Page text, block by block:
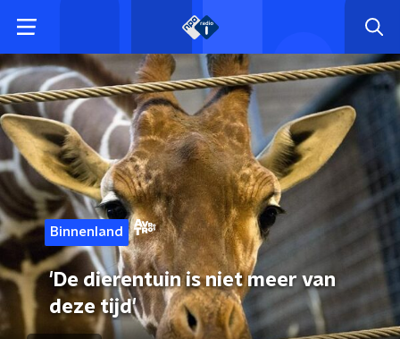
Binnenland
'De dierentuin is niet meer van
deze tijd'